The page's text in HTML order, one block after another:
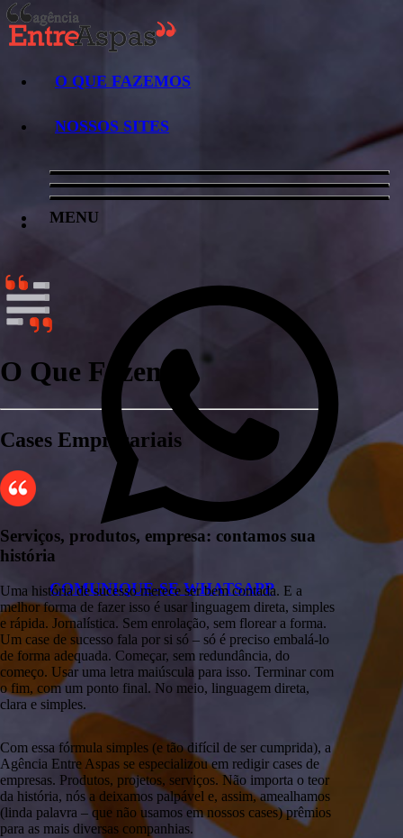
O QUE FAZEMOS
NOSSOS SITES
MENU
COMUNIQUE-SEWHATSAPP
O Que Fazemos
Cases Empresariais
Serviços, produtos, empresa: contamos sua
história
Uma história de sucesso merece ser bem contada. E a
melhor forma de fazer isso é usar linguagem direta, simples
e rápida. Jornalística. Sem enrolação, sem florear a forma.
Um case de sucesso fala por si só – só é preciso embalá-lo
de forma adequada. Começar, sem redundância, do
começo. Usar uma letra maiúscula para isso. Terminar com
o fim, com um ponto final. No meio, linguagem direta,
clara e simples.
Com essa fórmula simples (e tão difícil de ser cumprida), a
Agência Entre Aspas se especializou em redigir cases de
empresas. Produtos, projetos, serviços. Não importa o teor
da história, nós a deixamos palpável e, assim, amealhamos
(linda palavra – que não usamos em nossos cases) prêmios
para as mais diversas companhias.